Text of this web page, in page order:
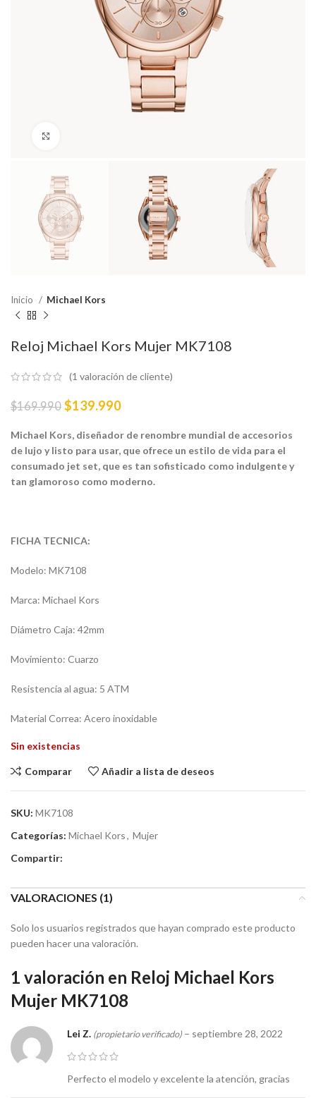
Inicio Michael Kors
Reloj Michael Kors Mujer MK7108
(1 valoración de cliente)
$169.990 $139.990
Michael Kors, diseñador de renombre mundial de accesorios
de lujo y listo para usar, que ofrece un estilo de vida para el
consumado jet set, que es tan sofisticado como indulgente y
tan glamoroso como moderno.
FICHA TECNICA:
Modelo: MK7108
Marca: Michael Kors
Diámetro Caja: 42mm
Movimiento: Cuarzo
Resistencia al agua: 5 ATM
Material Correa: Acero inoxidable
Sin existencias
Comparar Añadir a lista de deseos
SKU: MK7108
Categorías: Michael Kors, Mujer
Compartir:
VALORACIONES (1)
1 valoración en Reloj Michael Kors
Mujer MK7108
Lei Z. (propietario verificado) – septiembre 28, 2022
Perfecto el modelo y excelente la atención, gracias
Solo los usuarios registrados que hayan comprado este producto
pueden hacer una valoración.